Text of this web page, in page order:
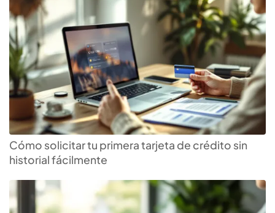
Cómo solicitar tu primera tarjeta de crédito sin
historial fácilmente